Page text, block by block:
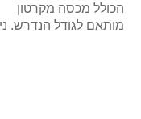
הכולל מכסה מקרטון
מותאם לגודל הנדרש.